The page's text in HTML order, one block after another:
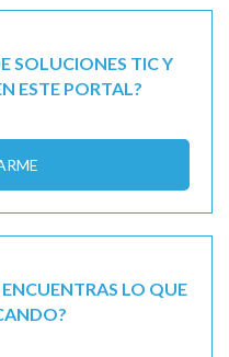
SOLUCIONES TIC Y
ESTE PORTAL?
ENCUENTRAS LO QUE